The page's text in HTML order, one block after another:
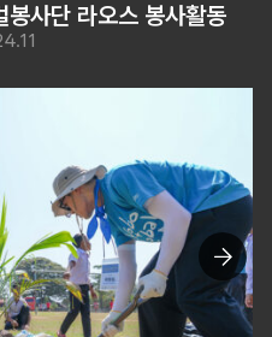
사단 라오스 봉사활동